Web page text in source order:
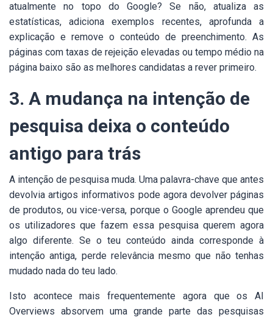
atualmente no topo do Google? Se não, atualiza as
estatísticas, adiciona exemplos recentes, aprofunda a
explicação e remove o conteúdo de preenchimento. As
páginas com taxas de rejeição elevadas ou tempo médio na
página baixo são as melhores candidatas a rever primeiro.
3. A mudança na intenção de
pesquisa deixa o conteúdo
antigo para trás
A intenção de pesquisa muda. Uma palavra-chave que antes
devolvia artigos informativos pode agora devolver páginas
de produtos, ou vice-versa, porque o Google aprendeu que
os utilizadores que fazem essa pesquisa querem agora
algo diferente. Se o teu conteúdo ainda corresponde à
intenção antiga, perde relevância mesmo que não tenhas
mudado nada do teu lado.
Isto acontece mais frequentemente agora que os AI
Overviews absorvem uma grande parte das pesquisas